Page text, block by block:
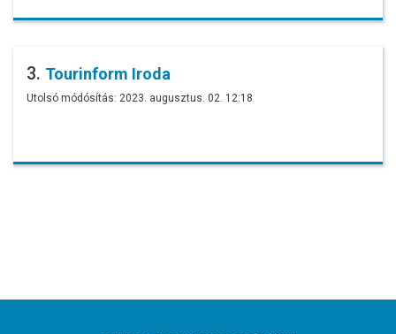
3. Tourinform Iroda
Utolsó módósítás: 2023. augusztus. 02. 12:18